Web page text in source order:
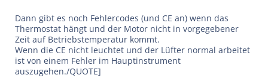
Dann gibt es noch Fehlercodes (und CE an) wenn das
Thermostat hängt und der Motor nicht in vorgegebener
Zeit auf Betriebstemperatur kommt.
Wenn die CE nicht leuchtet und der Lüfter normal arbeitet
ist von einem Fehler im Hauptinstrument
auszugehen./QUOTE]